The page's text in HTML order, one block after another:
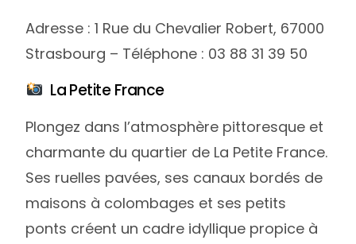
Adresse : 1 Rue du Chevalier Robert, 67000
Strasbourg – Téléphone : 03 88 31 39 50
La Petite France
Plongez dans l’atmosphère pittoresque et
charmante du quartier de La Petite France.
Ses ruelles pavées, ses canaux bordés de
maisons à colombages et ses petits
ponts créent un cadre idyllique propice à